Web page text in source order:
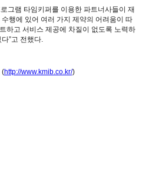
그램 타임키퍼를 이용한 파트너사들이 재
행에 있어 여러 가지 제약의 어려움이 따
하고 서비스 제공에 차질이 없도록 노력하
다”고 전했다.
(http://www.kmib.co.kr/)